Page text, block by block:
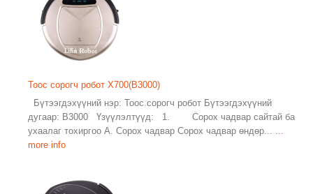
Тоос сорогч робот X700(B3000)
Бүтээгдэхүүний нэр: Тоос сорогч робот Бүтээгдэхүүний
дугаар: B3000 Үзүүлэлтүүд: 1. Сорох чадвар сайтай ба
ухаалаг тохиргоо А. Сорох чадвар Сорох чадвар өндөр...
more info